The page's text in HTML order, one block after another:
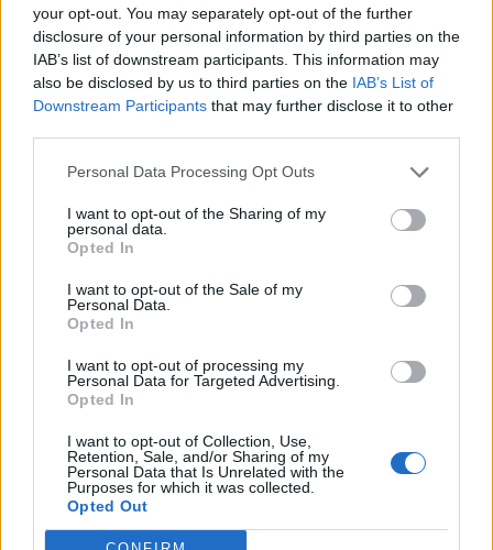
your opt-out. You may separately opt-out of the further
disclosure of your personal information by third parties on the
IAB’s list of downstream participants. This information may
also be disclosed by us to third parties on the IAB’s List of
Downstream Participants that may further disclose it to other
Personal Data Processing Opt Outs
I want to opt-out of the Sharing of my
personal data.
Opted In
I want to opt-out of the Sale of my
Personal Data.
Opted In
I want to opt-out of processing my
Personal Data for Targeted Advertising.
Opted In
I want to opt-out of Collection, Use,
Retention, Sale, and/or Sharing of my
Personal Data that Is Unrelated with the
Purposes for which it was collected.
Opted Out
naturą, co wywołuje w człowieku niechęć do
samego siebie. Ludźmi targają niewłaściwe
pragnienia i przejawiają oni skłonność do
robienia tego, co niezgodne z bożą wolą.
Brakuje im rozwagi i zdolności do odróżniania
tego, co dobre od tego, co złe, dlatego ciągle
Ludzie za bardzo skupiają się na tym, co
doczesne. Dbają o swoją karierę, szukają
zaszczytów, gromadzą pieniądze i oddają się
najważniejsze – Boga. Skupianie się na dobrach
doczesnych jest nierozważne, ponieważ są one
niestałe. Porównane zostają do cienia. Znacznie
ważniejsze są wartości duchowe, które mogą
dać człowiekowi życie wieczne. Choć otaczający
człowieka świat jest chaotyczny i niejasny, to